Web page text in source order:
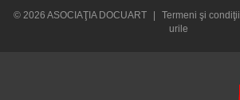
© 2026 ASOCIAŢIA DOCUART | Termeni şi condiţii
urile